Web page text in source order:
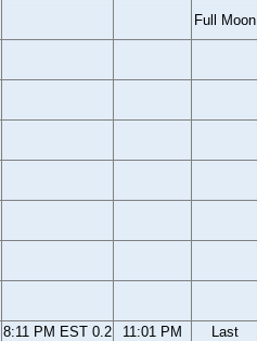
Full Moon
8:11 PM EST 0.2
11:01 PM
Last